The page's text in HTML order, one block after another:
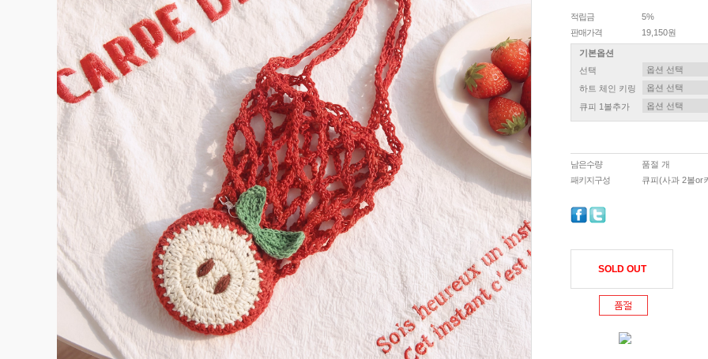
적립금
5%
판매가격
19,150원
기본옵션
선택
하트 체인 키링
큐피 1볼추가
남은수량
품절 개
패키지구성
큐피(사과 2볼or
SOLD OUT